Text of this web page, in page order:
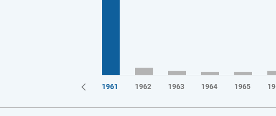
1961 1962 1963 1964 1965